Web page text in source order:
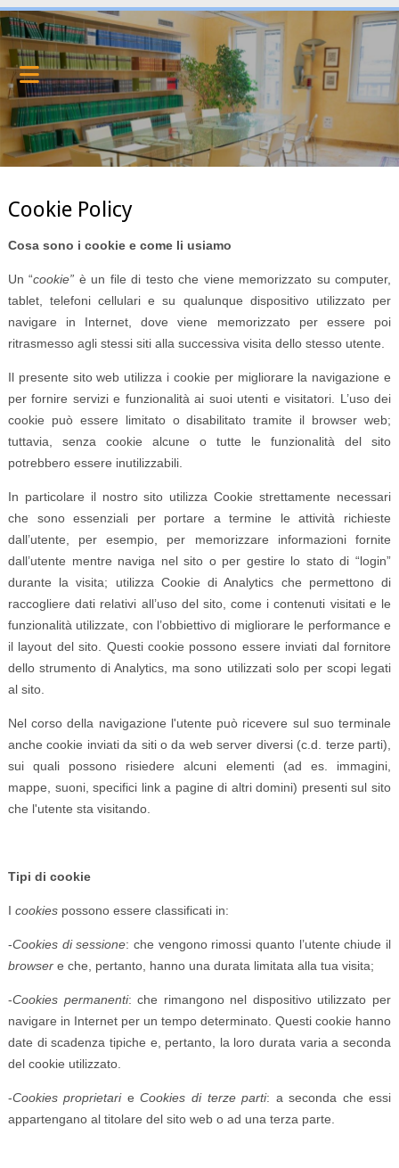
Cookie Policy
Cosa sono i cookie e come li usiamo
Un “cookie” è un file di testo che viene memorizzato su computer,
tablet, telefoni cellulari e su qualunque dispositivo utilizzato per
navigare in Internet, dove viene memorizzato per essere poi
ritrasmesso agli stessi siti alla successiva visita dello stesso utente.
Il presente sito web utilizza i cookie per migliorare la navigazione e
per fornire servizi e funzionalità ai suoi utenti e visitatori. L’uso dei
cookie può essere limitato o disabilitato tramite il browser web;
tuttavia, senza cookie alcune o tutte le funzionalità del sito
potrebbero essere inutilizzabili.
In particolare il nostro sito utilizza Cookie strettamente necessari
che sono essenziali per portare a termine le attività richieste
dall’utente, per esempio, per memorizzare informazioni fornite
dall’utente mentre naviga nel sito o per gestire lo stato di “login”
durante la visita; utilizza Cookie di Analytics che permettono di
raccogliere dati relativi all’uso del sito, come i contenuti visitati e le
funzionalità utilizzate, con l’obbiettivo di migliorare le performance e
il layout del sito. Questi cookie possono essere inviati dal fornitore
dello strumento di Analytics, ma sono utilizzati solo per scopi legati
al sito.
Nel corso della navigazione l'utente può ricevere sul suo terminale
anche cookie inviati da siti o da web server diversi (c.d. terze parti),
sui quali possono risiedere alcuni elementi (ad es. immagini,
mappe, suoni, specifici link a pagine di altri domini) presenti sul sito
che l'utente sta visitando.
Tipi di cookie
I cookies possono essere classificati in:
-Cookies di sessione: che vengono rimossi quanto l’utente chiude il
browsere che, pertanto, hanno una durata limitata alla tua visita;
-Cookies permanenti: che rimangono nel dispositivo utilizzato per
navigare in Internet per un tempo determinato. Questi cookie hanno
date di scadenza tipiche e, pertanto, la loro durata varia a seconda
del cookie utilizzato.
-Cookies proprietarieCookies di terze parti: a seconda che essi
appartengano al titolare del sito web o ad una terza parte.